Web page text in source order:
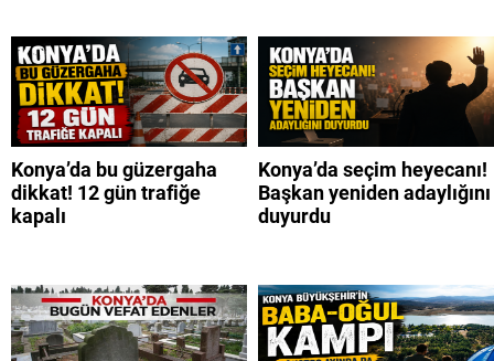
Konya’da bu güzergaha
dikkat! 12 gün trafiğe
kapalı
Konya’da seçim heyecanı!
Başkan yeniden adaylığını
duyurdu